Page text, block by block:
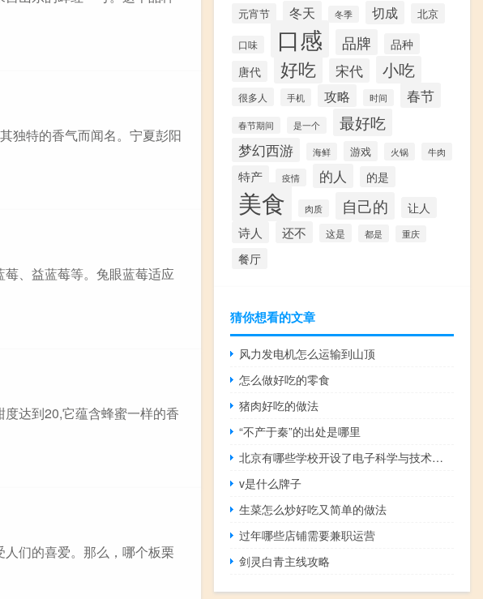
独特的香气而闻名。宁夏彭阳
、益蓝莓等。兔眼蓝莓适应
达到20,它蕴含蜂蜜一样的香
们的喜爱。那么，哪个板栗
元宵节 冬天 冬季 切成 北京
口味 口感 品牌
品种
唐代
好吃 宋代 小吃
很多人 手机 攻略 时间 春节
春节期间 是一个 最好吃
梦幻西游 海鲜 游戏 火锅 牛肉
特产 疫情 的人 的是
美食 肉质 自己的 让人
诗人 还不 这是 都是 重庆
餐厅
猜你想看的文章
风力发电机怎么运输到山顶
怎么做好吃的零食
猪肉好吃的做法
“不产于秦”的出处是哪里
北京有哪些学校开设了电子科学与技术专业
v是什么牌子
生菜怎么炒好吃又简单的做法
过年哪些店铺需要兼职运营
剑灵白青主线攻略